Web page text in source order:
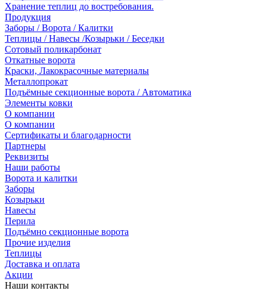
Хранение теплиц до востребования.
Продукция
Заборы / Ворота / Калитки
Теплицы / Навесы /Козырьки / Беседки
Сотовый поликарбонат
Откатные ворота
Краски, Лакокрасочные материалы
Металлопрокат
Подъёмные секционные ворота / Автоматика
Элементы ковки
О компании
О компании
Сертификаты и благодарности
Партнеры
Реквизиты
Наши работы
Ворота и калитки
Заборы
Козырьки
Навесы
Перила
Подъёмно секционные ворота
Прочие изделия
Теплицы
Доставка и оплата
Акции
Наши контакты